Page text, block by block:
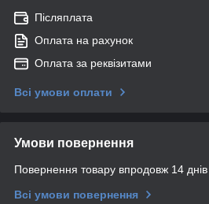
Післяплата
Оплата на рахунок
Оплата за реквізитами
Всі умови оплати
Умови повернення
Повернення товару впродовж 14
Всі умови повернення